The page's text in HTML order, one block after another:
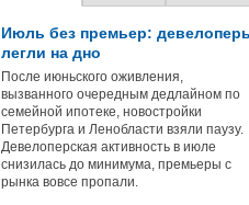
Июль без премьер:
легли на дно
После июньского оживления,
вызванного очередным дедлайном по
семейной ипотеке, новостройки
Петербурга и Ленобласти взяли паузу.
Девелоперская активность в июле
снизилась до минимума, премьеры с
рынка вовсе пропали.